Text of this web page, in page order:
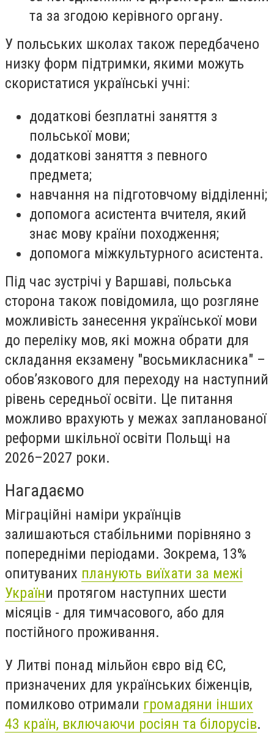
та за згодою керівного органу.
У польських школах також передбачено
низку форм підтримки, якими можуть
скористатися українські учні:
додаткові безплатні заняття з
польської мови;
додаткові заняття з певного
предмета;
навчання на підготовчому відділенні;
допомога асистента вчителя, який
знає мову країни походження;
допомога міжкультурного асистента.
Під час зустрічі у Варшаві, польська
сторона також повідомила, що розгляне
можливість занесення української мови
до переліку мов, які можна обрати для
складання екзамену "восьмикласника" –
обов’язкового для переходу на наступний
рівень середньої освіти. Це питання
можливо врахують у межах запланованої
реформи шкільної освіти Польщі на
2026–2027 роки.
Нагадаємо
Міграційні наміри українців
залишаються стабільними порівняно з
попередніми періодами. Зокрема, 13%
опитуваних планують виїхати за межі
України протягом наступних шести
місяців - для тимчасового, або для
постійного проживання.
У Литві понад мільйон євро від ЄС,
призначених для українських біженців,
помилково отримали громадяни інших
43 країн, включаючи росіян та білорусів.